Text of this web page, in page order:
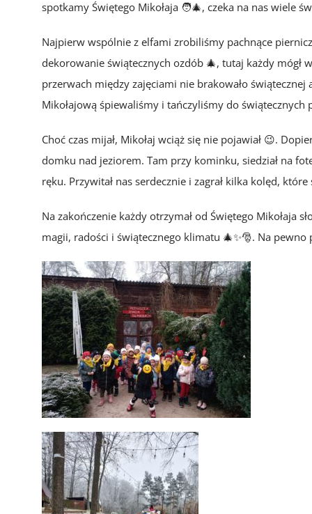
spotkamy Świętego Mikołaja 🧑‍🎄, czeka na nas wiele
Najpierw wspólnie z elfami zrobiliśmy pachnące
dekorowanie świątecznych ozdób 🎄, tutaj każdy mógł
przerwach między zajęciami nie brakowało
Mikołajową śpiewaliśmy i tańczyliśmy do świątecznych
Choć czas mijał, Mikołaj wciąż się nie pojawiał 😉.
domku nad jeziorem. Tam przy kominku, siedział na
ręku. Przywitał nas serdecznie i zagrał kilka kolęd,
Na zakończenie każdy otrzymał od Świętego Mikołaja
magii, radości i świątecznego klimatu 🎄✨️🎅. Na